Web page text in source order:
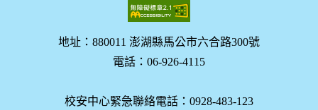
地址：880011 澎湖縣馬公市六合路300號
電話：06-926-4115
校安中心緊急聯絡電話：0928-483-123